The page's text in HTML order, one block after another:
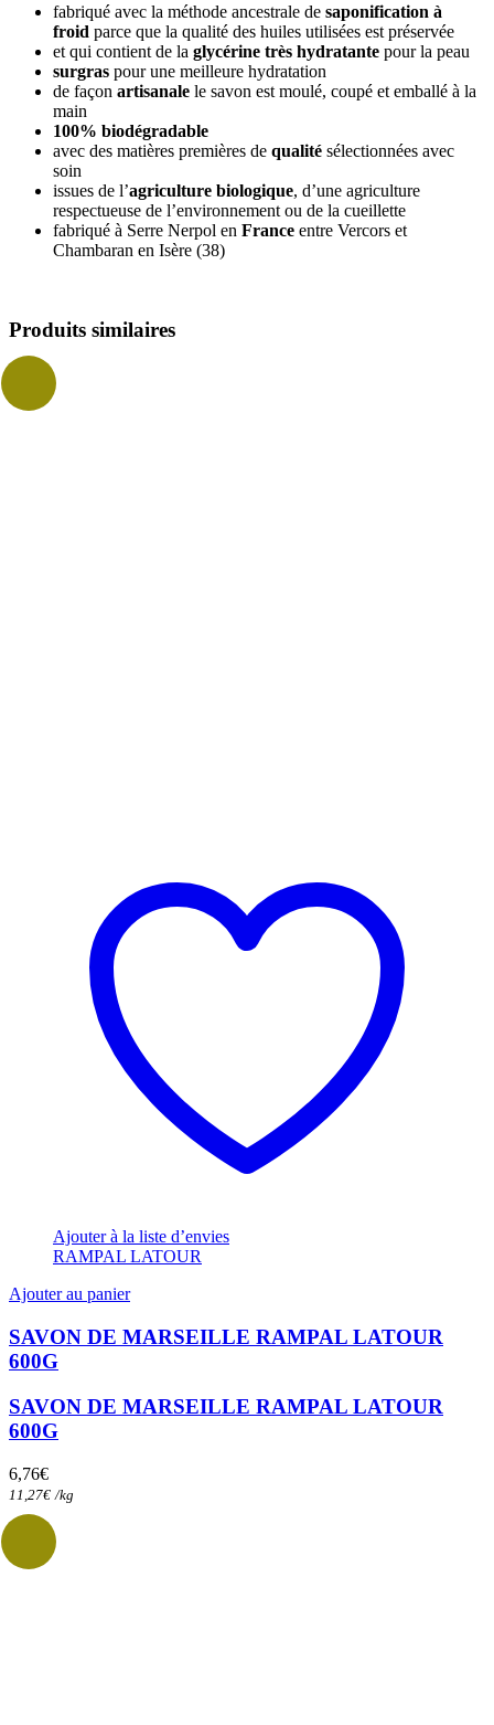
fabriqué avec la méthode ancestrale de saponification à
froid parce que la qualité des huiles utilisées est préservée
et qui contient de la glycérine très hydratante pour la peau
surgras pour une meilleure hydratation
de façon artisanale le savon est moulé, coupé et emballé à la
main
100% biodégradable
avec des matières premières de qualité sélectionnées avec
soin
issues de l’agriculture biologique, d’une agriculture
respectueuse de l’environnement ou de la cueillette
fabriqué à Serre Nerpol en France entre Vercors et
Chambaran en Isère (38)
Produits similaires
Ajouter à la liste d’envies
RAMPAL LATOUR
Ajouter au panier
SAVON DE MARSEILLE RAMPAL LATOUR
600G
SAVON DE MARSEILLE RAMPAL LATOUR
600G
6,76€
11,27€ /kg